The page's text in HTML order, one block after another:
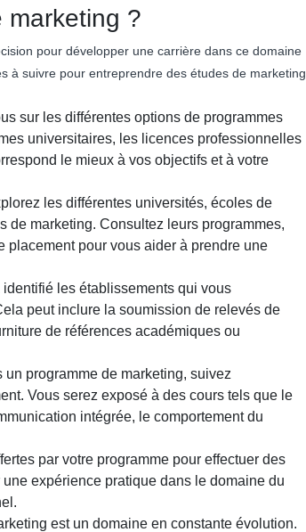
marketing ?
pour développer une carrière dans ce domaine
à suivre pour entreprendre des études de marketing
sur les différentes options de programmes
universitaires, les licences professionnelles
le mieux à vos objectifs et à votre
les différentes universités, écoles de
de marketing. Consultez leurs programmes,
placement pour vous aider à prendre une
les établissements qui vous
peut inclure la soumission de relevés de
de références académiques ou
programme de marketing, suivez
Vous serez exposé à des cours tels que le
intégrée, le comportement du
par votre programme pour effectuer des
expérience pratique dans le domaine du
est un domaine en constante évolution.